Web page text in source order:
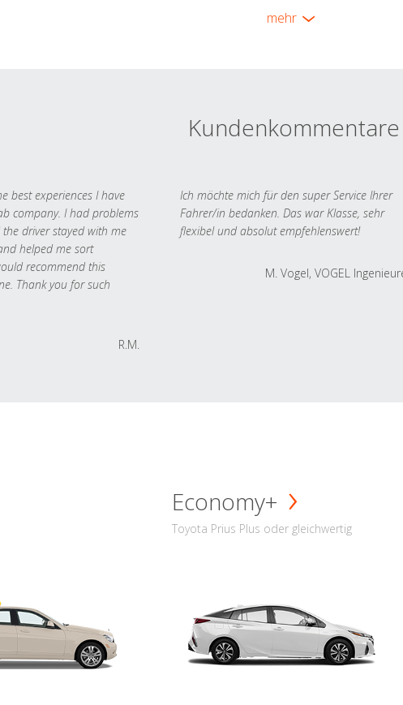
mehr
Kundenkommentare
best experiences I have
company. I had problems
driver stayed with me
helped me sort
recommend this
Thank you for such
R.M.
Ich möchte mich für den super Service Ihrer
Fahrer/in bedanken. Das war Klasse, sehr
flexibel und absolut empfehlenswert!
M. Vogel, VOGEL
Economy+
Toyota Prius Plus oder gleichwertig